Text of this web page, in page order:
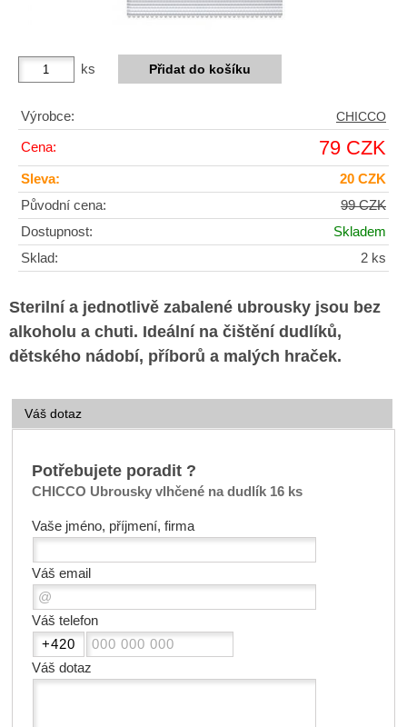
ks
Výrobce: CHICCO
Cena: 79 CZK
Sleva:
20 CZK
Původní cena:
99 CZK
Dostupnost:
Skladem
Sklad:
2 ks
Sterilní a jednotlivě zabalené ubrousky jsou bez
alkoholu a chuti. Ideální na čištění dudlíků,
dětského nádobí, příborů a malých hraček.
Váš dotaz
Potřebujete poradit ?
CHICCO Ubrousky vlhčené na dudlík 16 ks
Vaše jméno, příjmení, firma
Váš email
Váš telefon
Váš dotaz